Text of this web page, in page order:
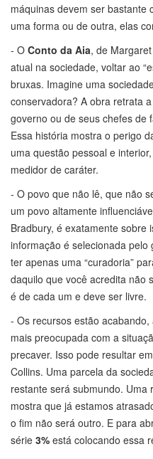
máquinas devem ser bastante
uma forma ou de outra, elas
- O Conto da Aia, de
atual na sociedade, voltar ao
bruxas. Imagine uma
conservadora? A obra retrata
governo ou de seus chefes de
Essa história mostra o perigo
uma questão pessoal e
medidor de caráter.
- O povo que não lê, que não
um povo altamente
Bradbury, é exatamente sobre
informação é selecionada
ter apenas uma “curadoria”
daquilo que você acredita não
é de cada um e deve ser livre.
- Os recursos estão
mais preocupada com a
precaver. Isso pode resultar em
Collins. Uma parcela da
restante será submundo.
mostra que já estamos
o fim não será outro. E para
série 3% está colocando essa